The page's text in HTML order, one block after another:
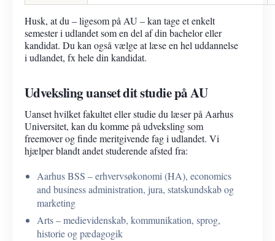
Husk, at du – ligesom på AU – kan tage et enkelt
semester i udlandet som en del af din bachelor eller
kandidat. Du kan også vælge at læse en hel uddannelse
i udlandet, fx hele din kandidat.
Udveksling uanset dit studie på AU
Uanset hvilket fakultet eller studie du læser på Aarhus
Universitet, kan du komme på udveksling som
freemover og finde meritgivende fag i udlandet. Vi
hjælper blandt andet studerende afsted fra:
Aarhus BSS – erhvervsøkonomi (HA), economics
and business administration, jura, statskundskab og
marketing
Arts – medievidenskab, kommunikation, sprog,
historie og pædagogik